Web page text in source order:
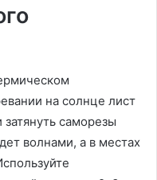
на солнце лист
саморезы
волнами, а в местах